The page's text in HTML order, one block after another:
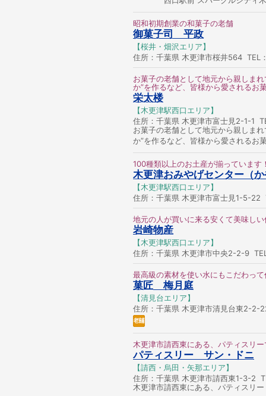
昭和初期創業の和菓子の老舗
御菓子司 平政
【桜井・畑沢エリア】
住所：千葉県 木更津市桜井564
お菓子の老舗として地元から親しま
か”を作るなど、皆様から愛されるお
栄太楼
【木更津駅西口エリア】
住所：千葉県 木更津市富士見2-1-1
お菓子の老舗として地元から親しま
か”を作るなど、皆様から愛されるお
100種類以上のお土産が揃っています
木更津おみやげセンター（
【木更津駅西口エリア】
住所：千葉県 木更津市富士見1-5-
地元の人が買いに来る安くて美味し
岩崎物産
【木更津駅西口エリア】
住所：千葉県 木更津市中央2-2-9
最高級の素材を使い水にもこだわっ
菓匠 梅月庭
【清見台エリア】
住所：千葉県 木更津市清見台東2-
木更津市請西東にある、パティスリー
パティスリー サン・ドニ
【請西・烏田・矢那エリア】
住所：千葉県 木更津市請西東1-3-2
木更津市請西東にある、パティスリ